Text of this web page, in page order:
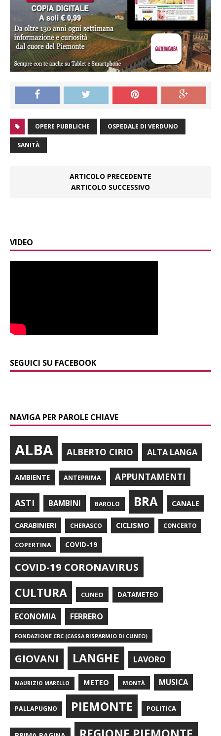
OPERE PUBBLICHE OSPEDALE DI VERDUNO
SANITÀ
ARTICOLO PRECEDENTE
ARTICOLO SUCCESSIVO
VIDEO
SEGUICI SU FACEBOOK
NAVIGA PER PAROLE CHIAVE
ALBA ALBERTO CIRIO ALTA LANGA
AMBIENTE ANTEPRIMA APPUNTAMENTI
ASTI BAMBINI BAROLO BRA CANALE
CARABINIERI CHERASCO CICLISMO CONCERTO
COPERTINA COVID-19
COVID-19 CORONAVIRUS
CULTURA CUNEO DATAMETEO
ECONOMIA FERRERO
FONDAZIONE CRC (CASSA RISPARMIO DI CUNEO)
GIOVANI LANGHE LAVORO
MAURIZIO MARELLO METEO MONTÀ MUSICA
PALLAPUGNO PIEMONTE POLITICA